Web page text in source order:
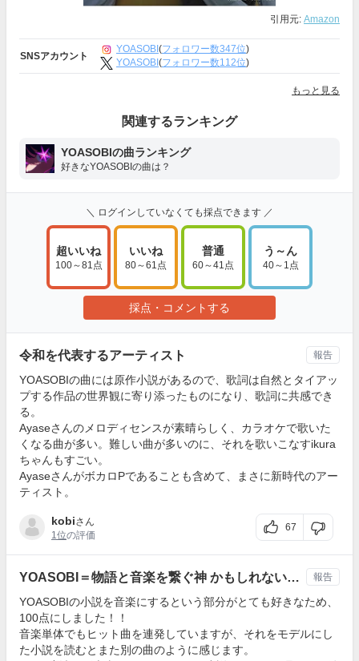
引用元: Amazon
SNSアカウント
YOASOBI (フォロワー数347位)
YOASOBI(フォロワー数112位)
もっと見る
関連するランキング
YOASOBIの曲ランキング
好きなYOASOBIの曲は？
＼ ログインしていなくても採点できます ／
超いいね
100～81点
いいね
80～61点
普通
60～41点
う～ん
40～1点
採点・コメントする
令和を代表するアーティスト
YOASOBIの曲には原作小説があるので、歌詞は自然とタイアッ
プする作品の世界観に寄り添ったものになり、歌詞に共感でき
る。
Ayaseさんのメロディセンスが素晴らしく、カラオケで歌いた
くなる曲が多い。難しい曲が多いのに、それを歌いこなすikura
ちゃんもすごい。
AyaseさんがボカロPであることも含めて、まさに新時代のアー
ティスト。
kobiさん
1位の評価
67
報告
YOASOBI＝物語と音楽を繋ぐ神 かもしれない…
YOASOBIの小説を音楽にするという部分がとても好きなため、
100点にしました！！
音楽単体でもヒット曲を連発していますが、それをモデルにし
た小説を読むとまた別の曲のように感じます。
報告